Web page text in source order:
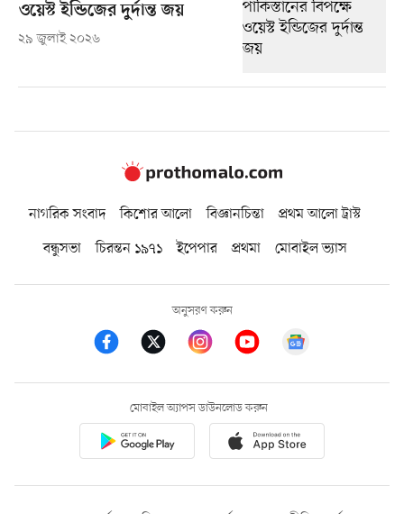
ওয়েস্ট ইন্ডিজের দুর্দান্ত জয়
২৯ জুলাই ২০২৬
নাগরিক সংবাদ কিশোর আলো বিজ্ঞানচিন্তা
প্রথম আলো ট্রাস্ট
বন্ধুসভা
চিরন্তন ১৯৭১ ইপেপার প্রথমা মোবাইল ভ্যাস
অনুসরণ করুন
মোবাইল অ্যাপস ডাউনলোড করুন